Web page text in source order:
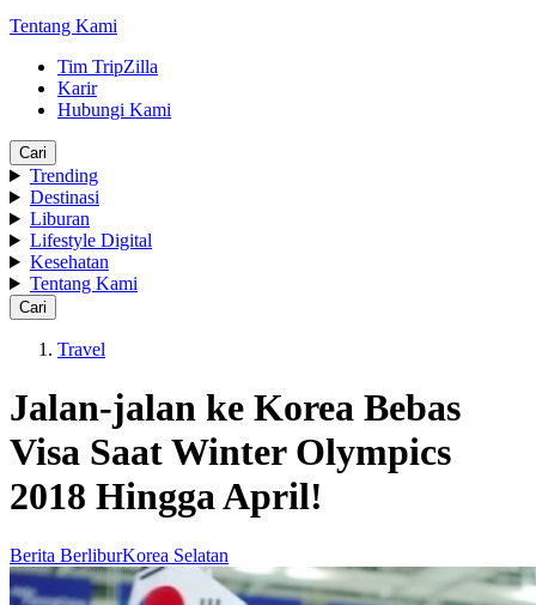
Tentang Kami
Tim TripZilla
Karir
Hubungi Kami
Cari
Trending
Destinasi
Liburan
Lifestyle Digital
Kesehatan
Tentang Kami
Cari
Travel
Jalan-jalan ke Korea Bebas
Visa Saat Winter Olympics
2018 Hingga April!
Berita BerliburKorea Selatan